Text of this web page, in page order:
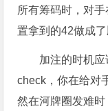
所有筹码时，对
置拿到的42做成
加注的时机
check，你在给对
然在河牌圈发难时